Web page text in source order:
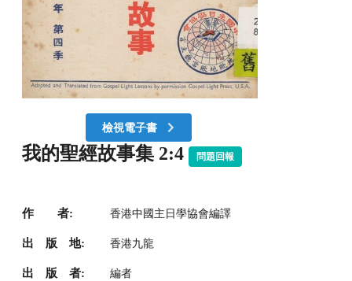
檢視電子書
我的聖經故事集 2:4 問題回報
作 者: 香港中國主日學協會編譯
出 版 地: 香港九龍
出 版 者: 編者